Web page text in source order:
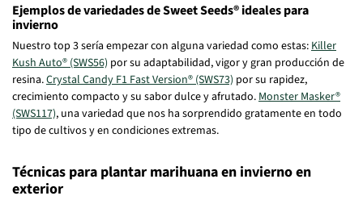
Ejemplos de variedades de Sweet Seeds® ideales para
invierno
Nuestro top 3 sería empezar con alguna variedad como estas: Killer
Kush Auto® (SWS56) por su adaptabilidad, vigor y gran producción de
resina.Crystal Candy F1 Fast Version® (SWS73) por su rapidez,
crecimiento compacto y su sabor dulce y afrutado. Monster Masker®
(SWS117), una variedad que nos ha sorprendido gratamente en todo
tipo de cultivos y en condiciones extremas.
Técnicas para plantar marihuana en invierno en
exterior